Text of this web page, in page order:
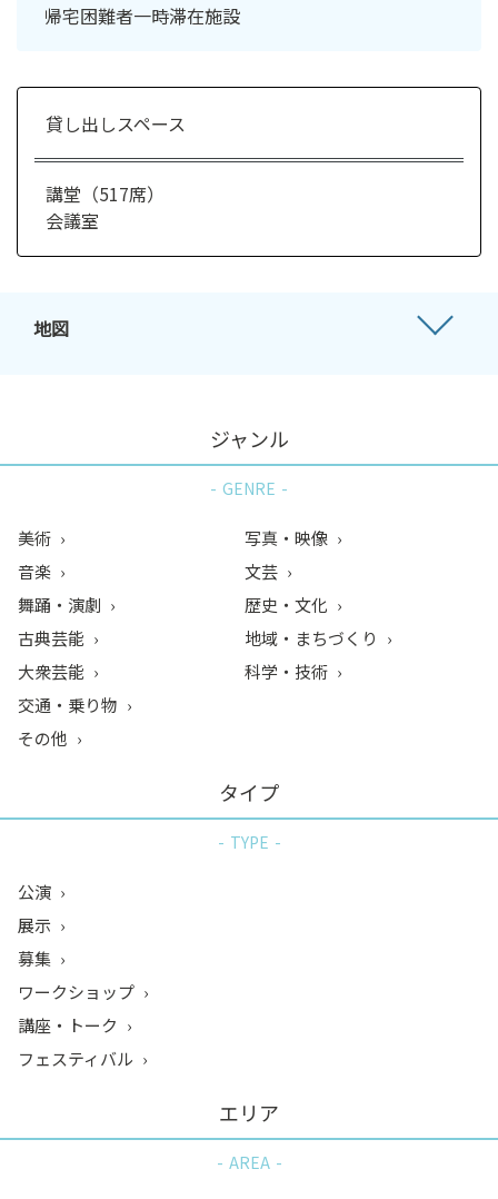
帰宅困難者一時滞在施設
貸し出しスペース
講堂（517席）
会議室
地図
ジャンル
GENRE
美術
音楽
舞踊・演劇
古典芸能
大衆芸能
写真・映像
文芸
歴史・文化
地域・まちづくり
科学・技術
交通・乗り物
その他
タイプ
TYPE
公演
展示
募集
ワークショップ
講座・トーク
フェスティバル
エリア
AREA